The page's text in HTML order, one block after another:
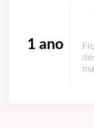
1 ano